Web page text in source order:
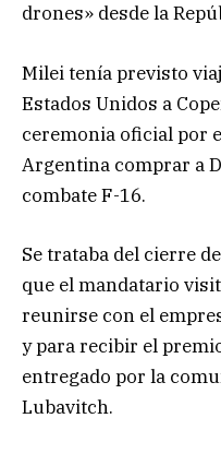
drones» desde la
Milei tenía previsto
Estados Unidos a
ceremonia oficial por
Argentina comprar a
combate F-16.
Se trataba del cierre
que el mandatario
reunirse con el
y para recibir el
entregado por la
Lubavitch.